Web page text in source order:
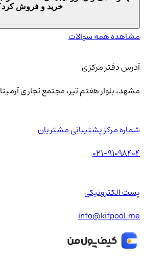
خرید و فروش کرد؟
مشاهده همه سوالات
آدرس دفتر مرکزی
مشهد، بلوار هفتم تیر، مجتمع تجاری آرمیتاژ
شماره مرکز پشتیبانی مشتریان
021-91098404
پست الکترونیکی
info@kifpool.me